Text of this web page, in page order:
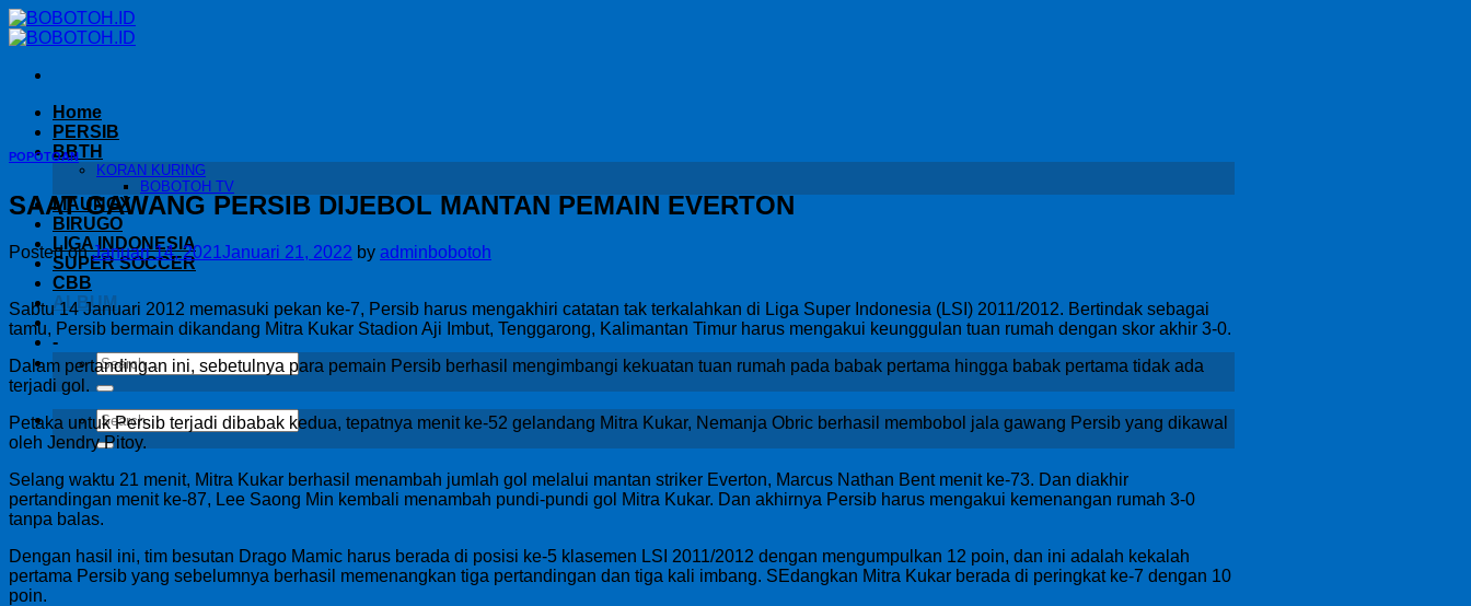
Skip
to
Home
PERSIB
BBTH
KORAN KURING
BOBOTOH TV
MAUNGX
BIRUGO
LIGA INDONESIA
SUPER SOCCER
CBB
ALBUM
-
POPOTOAN
SAAT GAWANG PERSIB DIJEBOL MANTAN PEMAIN EVERTON
Posted onJanuari 14, 2021 Januari 21, 2022 by adminbobotoh
Sabtu 14 Januari 2012 memasuki pekan ke-7, Persib harus mengakhiri catatan tak terkalahkan di Liga Super Indonesia (LSI) 2011/2012. Bertindak sebagai
tamu, Persib bermain dikandang Mitra Kukar Stadion Aji Imbut, Tenggarong, Kalimantan Timur harus mengakui keunggulan tuan rumah dengan skor akhir 3-0.
Dalam pertandingan ini, sebetulnya para pemain Persib berhasil mengimbangi kekuatan tuan rumah pada babak pertama hingga babak pertama tidak ada
terjadi gol.
Petaka untuk Persib terjadi dibabak kedua, tepatnya menit ke-52 gelandang Mitra Kukar, Nemanja Obric berhasil membobol jala gawang Persib yang dikawal
oleh Jendry Pitoy.
Selang waktu 21 menit, Mitra Kukar berhasil menambah jumlah gol melalui mantan striker Everton, Marcus Nathan Bent menit ke-73. Dan diakhir
pertandingan menit ke-87, Lee Saong Min kembali menambah pundi-pundi gol Mitra Kukar. Dan akhirnya Persib harus mengakui kemenangan rumah 3-0
tanpa balas.
Dengan hasil ini, tim besutan Drago Mamic harus berada di posisi ke-5 klasemen LSI 2011/2012 dengan mengumpulkan 12 poin, dan ini adalah kekalah
pertama Persib yang sebelumnya berhasil memenangkan tiga pertandingan dan tiga kali imbang. SEdangkan Mitra Kukar berada di peringkat ke-7 dengan 10
poin.